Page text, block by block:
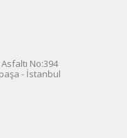
No:394
- İstanbul